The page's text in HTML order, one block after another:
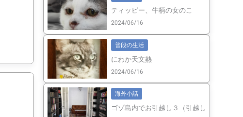
ティッピー、牛柄の女のこ
2024/06/16
普段の生活
にわか天文熱
2024/06/16
海外小話
ゴゾ島内でお引越し３（引越し